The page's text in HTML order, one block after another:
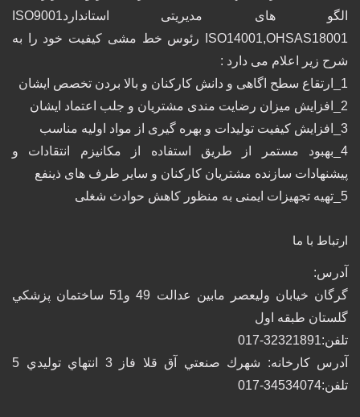
الگو های مدیریتی استانداردISO9001
ISO14001,OHSAS18001 رئوس خط مشی کیفیت خود را به
شرح زیر اعلام می دارد :
1_ارتقاع سطح اگاهی و دانش کارکنان و بالا بردن تخصص ایشان
2_افزایش میزان رضایت مندی مشتریان و جلب اعتماد ایشان
3_افزایش کیفیت تولیدات و بهره گیری از مواد اولیه مناسب
4_بهبود مستمر از طریق استفاده از مکانیزم انتقادات و
پیشنهادات سازنده مشتریان کارکنان و سایر طرف های ذینفع
5_تهیه تجهیزات ایمنی به منظور کاهش حوادث شغلی
ارتباط با ما
آدرس:
گرگان خيابان وليعصر مابين عدالت 49 و51 ساختمان پزشكي
گلستان طبقه اول
تلفن:32321891-017
آدرس كارخانه: شهرك صنعتي آق قلا فاز 3 انتهاي توليدي 5
تلفن:34534074-017